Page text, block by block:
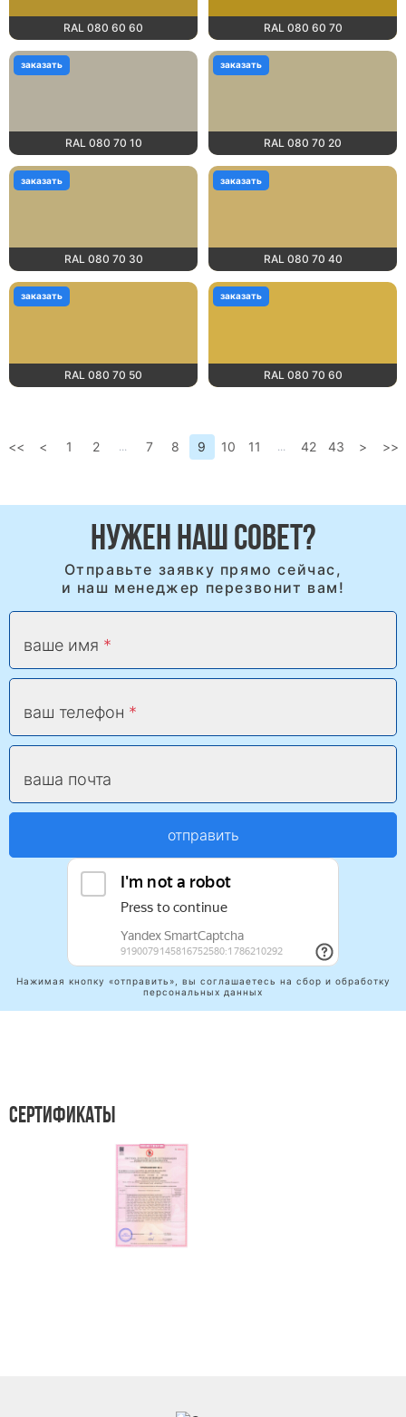
RAL 080 60 60 RAL 080 60 70
RAL 080 70 10
заказать
RAL 080 70 20
заказать
RAL 080 70 30
заказать
RAL 080 70 40
заказать
RAL 080 70 50
заказать
RAL 080 70 60
заказать
<< < 1 2 ... 7 8 9 10 11 ... 42 43 > >>
НУЖЕН НАШ СОВЕТ?
Отправьте заявку прямо сейчас,
и наш менеджер перезвонит вам!
ваше имя
ваш телефон
ваша почта
отправить
Нажимая кнопку «отправить», вы соглашаетесь на сбор и обработку
персональных данных
СЕРТИФИКАТЫ